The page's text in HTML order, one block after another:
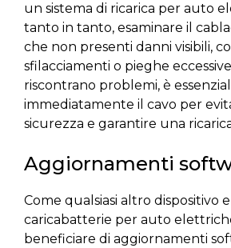
un sistema di ricarica per auto
tanto in tanto, esaminare il
che non presenti danni visibili,
sfilacciamenti o pieghe
riscontrano problemi, è
immediatamente il cavo per
sicurezza e garantire una
Aggiornamenti
Come qualsiasi altro dispositivo
caricabatterie per auto
beneficiare di aggiornamenti